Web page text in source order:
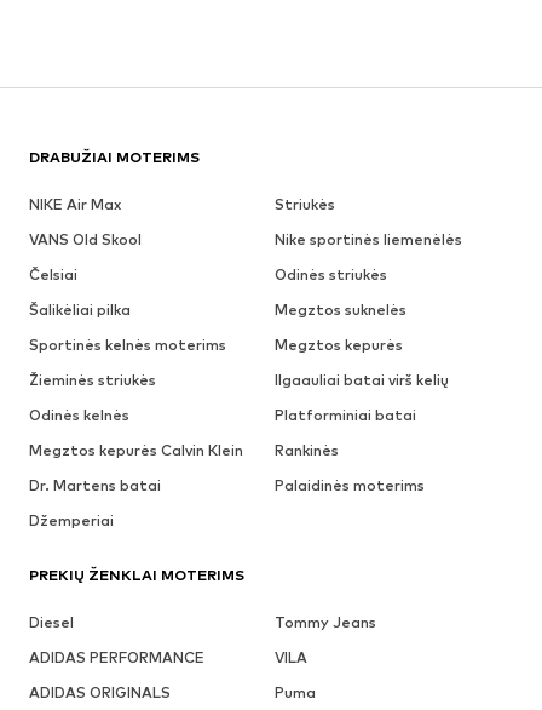
DRABUŽIAI MOTERIMS
NIKE Air Max
Striukės
VANS Old Skool
Nike sportinės liemenėlės
Čelsiai
Odinės striukės
Šalikėliai pilka
Megztos suknelės
Sportinės kelnės moterims
Megztos kepurės
Žieminės striukės
Ilgaauliai batai virš kelių
Odinės kelnės
Platforminiai batai
Megztos kepurės Calvin Klein
Rankinės
Dr. Martens batai
Palaidinės moterims
Džemperiai
PREKIŲ ŽENKLAI MOTERIMS
Diesel
Tommy Jeans
ADIDAS PERFORMANCE
VILA
ADIDAS ORIGINALS
Puma